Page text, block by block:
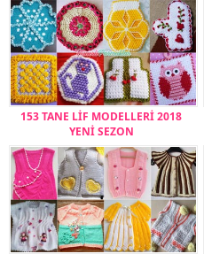
153 TANE LİF MODELLERİ 2018
YENİ SEZON